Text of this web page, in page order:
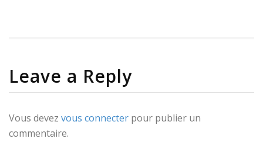
Leave a Reply
Vous devez vous connecter pour publier un
commentaire.